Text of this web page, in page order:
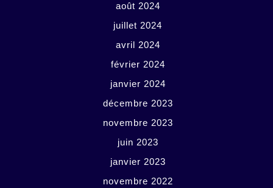
août 2024
juillet 2024
avril 2024
février 2024
janvier 2024
décembre 2023
novembre 2023
juin 2023
janvier 2023
novembre 2022